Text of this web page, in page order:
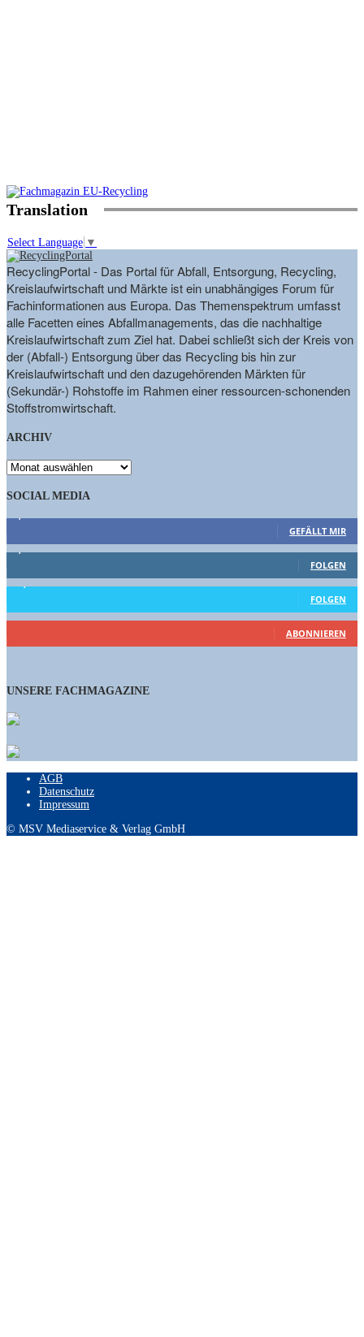
Translation
Select Language ▼
RecyclingPortal - Das Portal für Abfall, Entsorgung, Recycling,
Kreislaufwirtschaft und Märkte ist ein unabhängiges Forum für
Fachinformationen aus Europa. Das Themenspektrum umfasst
alle Facetten eines Abfallmanagements, das die nachhaltige
Kreislaufwirtschaft zum Ziel hat. Dabei schließt sich der Kreis von
der (Abfall-) Entsorgung über das Recycling bis hin zur
Kreislaufwirtschaft und den dazugehörenden Märkten für
(Sekundär-) Rohstoffe im Rahmen einer ressourcen-schonenden
Stoffstromwirtschaft.
ARCHIV
ARCHIV
SOCIAL MEDIA
GEFÄLLT MIR
1,662 Follower
FOLGEN
15,658 Follower
FOLGEN
460 Abonnenten
ABONNIEREN
UNSERE FACHMAGAZINE
AGB
Datenschutz
Impressum
© MSV Mediaservice & Verlag GmbH